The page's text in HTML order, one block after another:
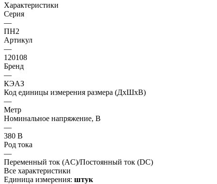
Характеристики
Серия
—
ПН2
Артикул
—
120108
Бренд
—
КЭАЗ
Код единицы измерения размера (ДхШхВ)
—
Метр
Номинальное напряжение, В
—
380 В
Род тока
—
Переменный ток (AC)/Постоянный ток (DC)
Все характеристики
Единица измерения: штук